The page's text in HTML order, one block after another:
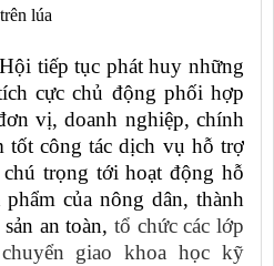
trên lúa
tiếp tục phát huy những
cực chủ động phối hợp
vị, doanh nghiệp, chính
tốt công tác dịch vụ hỗ trợ
trọng tới hoạt động hỗ
của nông dân, thành
sản an toàn,tổ chức các lớp
giao khoa học kỹ